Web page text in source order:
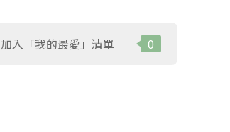
加入「我的最愛」清單 0